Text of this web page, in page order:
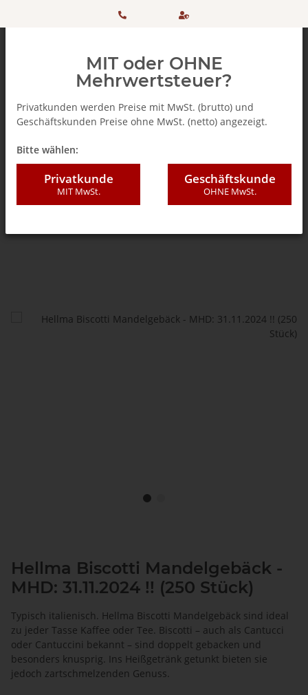
+ 49
506 98
einkaufen
SSL
Hellma Biscotti Mandelgebäck -
MHD: 31.11.2024 !! (250 Stück)
Typisch italienisch. Hellma Biscotti Mandelgebäck sind ideal
zu jeder Tasse Kaffee oder Tee. Biscotti – auch als Cantucci
oder Cantuccini bekannt – sind doppelt gebacken und
besonders knusprig. Ins Heißgetränk getunkt bieten sie
jedoch zartschmelzenden Genuss.
MIT oder OHNE
Mehrwertsteuer?
Privatkunden werden Preise mit MwSt. (brutto) und
Geschäftskunden Preise ohne MwSt. (netto) angezeigt.
Bitte wählen:
Privatkunde
MIT MwSt.
Geschäftskunde
OHNE MwSt.